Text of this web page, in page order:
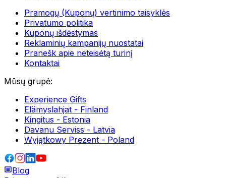
Pramogų (Kuponų) vertinimo taisyklės
Privatumo politika
Kuponų išdėstymas
Reklaminių kampanijų nuostatai
Pranešk apie neteisėtą turinį
Kontaktai
Mūsų grupė:
Experience Gifts
Elämyslahjat - Finland
Kingitus - Estonia
Davanu Serviss - Latvia
Wyjątkowy Prezent - Poland
Blog